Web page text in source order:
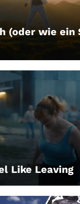
(oder wie ein
Like Leaving